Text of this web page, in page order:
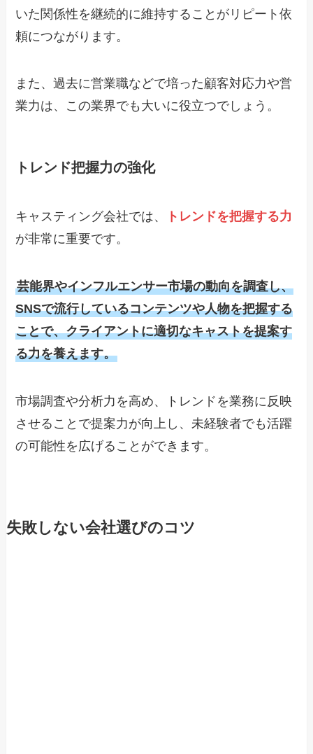
いた関係性を継続的に維持することがリピート依
頼につながります。
また、過去に営業職などで培った顧客対応力や営
業力は、この業界でも大いに役立つでしょう。
トレンド把握力の強化
キャスティング会社では、
トレンドを把握する力
が非常に重要です。
芸能界やインフルエンサー市場の動向を調査し、
SNSで流行しているコンテンツや人物を把握する
ことで、クライアントに適切なキャストを提案す
る力を養えます。
市場調査や分析力を高め、トレンドを業務に反映
させることで提案力が向上し、未経験者でも活躍
の可能性を広げることができます。
失敗しない会社選びのコツ